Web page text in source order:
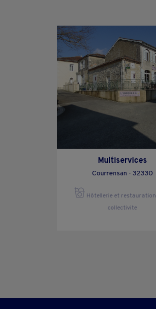
Multiservices
Courrensan - 32330
Hôtellerie et restauration
collectivite